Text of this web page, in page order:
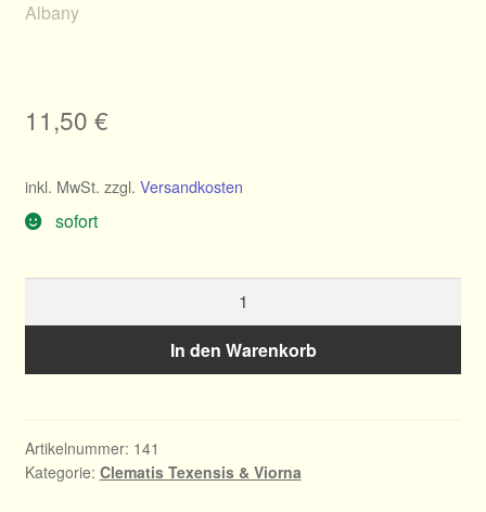
11,50 €
inkl. MwSt. zzgl. Versandkosten
sofort
of
In den Warenkorb
Artikelnummer: 141
Kategorie: Clematis Texensis & Viorna